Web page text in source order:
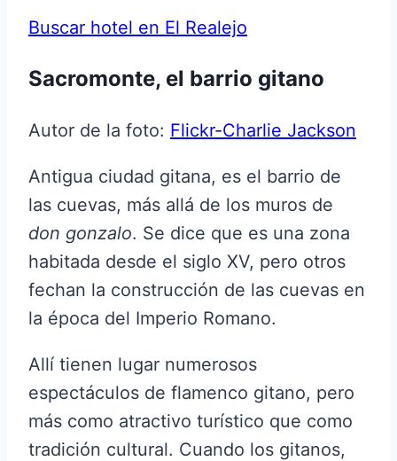
Buscar hotel en El Realejo
Sacromonte, el barrio gitano
Autor de la foto: Flickr-Charlie Jackson
Antigua ciudad gitana, es el barrio de
las cuevas, más allá de los muros de
don gonzalo. Se dice que es una zona
habitada desde el siglo XV, pero otros
fechan la construcción de las cuevas en
la época del Imperio Romano.
Allí tienen lugar numerosos
espectáculos de flamenco gitano, pero
más como atractivo turístico que como
tradición cultural. Cuando los gitanos,